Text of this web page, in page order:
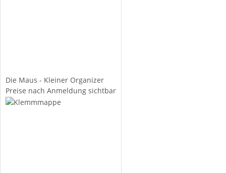
Die Maus - Kleiner Organizer
Preise nach Anmeldung sichtbar